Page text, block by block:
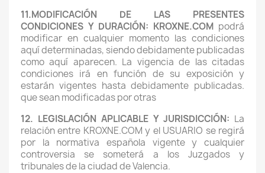
11.MODIFICACIÓN DE LAS PRESENTES
CONDICIONES Y DURACIÓN: KROXNE.COM podrá
modificar en cualquier momento las condiciones
aquí determinadas, siendo debidamente publicadas
como aquí aparecen. La vigencia de las citadas
condiciones irá en función de su exposición y
estarán vigentes hasta debidamente publicadas.
que sean modificadas por otras
12. LEGISLACIÓN APLICABLE Y JURISDICCIÓN: La
relación entre KROXNE.COM y el USUARIO se regirá
por la normativa española vigente y cualquier
controversia se someterá a los Juzgados y
tribunales de la ciudad de Valencia.